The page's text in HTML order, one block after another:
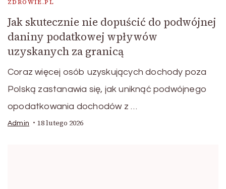
ZDROWIE.PL
Jak skutecznie nie dopuścić do podwójnej
daniny podatkowej wpływów
uzyskanych za granicą
Coraz więcej osób uzyskujących dochody poza
Polską zastanawia się, jak uniknąć podwójnego
opodatkowania dochodów z …
Admin 18 lutego 2026